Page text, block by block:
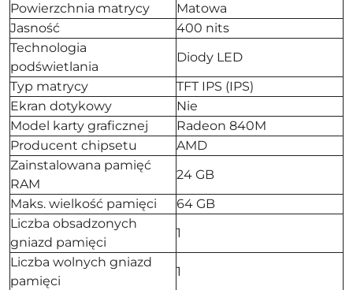
Powierzchnia matrycy
Matowa
Jasność
400 nits
Technologia
podświetlania
Diody LED
Typ matrycy
TFT IPS (IPS)
Ekran dotykowy
Nie
Model karty graficznej
Radeon 840M
Producent chipsetu
AMD
Zainstalowana pamięć
RAM
24 GB
Maks. wielkość pamięci
64 GB
Liczba obsadzonych
gniazd pamięci
1
Liczba wolnych gniazd
pamięci
1